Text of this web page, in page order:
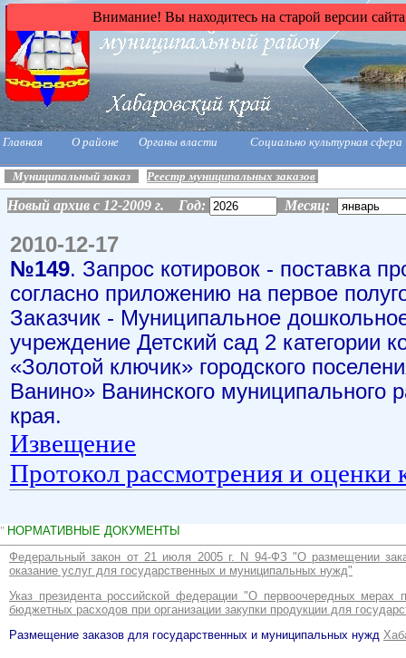
Внимание! Вы находитесь на старой версии
Главная О районе Органы власти Социально культурная сфера
Муниципальный заказ Реестр муниципальных заказов
" НОРМАТИВНЫЕ ДОКУМЕНТЫ
Федеральный закон от 21 июля 2005 г. N 94-ФЗ "О размещении
оказание услуг для государственных и муниципальных нужд"
Указ президента российской федерации "О первоочередных
бюджетных расходов при организации закупки продукции для
Размещение заказов для государственных и муниципальных нужд